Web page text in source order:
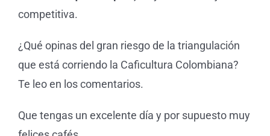
competitiva.
¿Qué opinas del gran riesgo de la triangulación
que está corriendo la Caficultura Colombiana?
Te leo en los comentarios.
Que tengas un excelente día y por supuesto muy